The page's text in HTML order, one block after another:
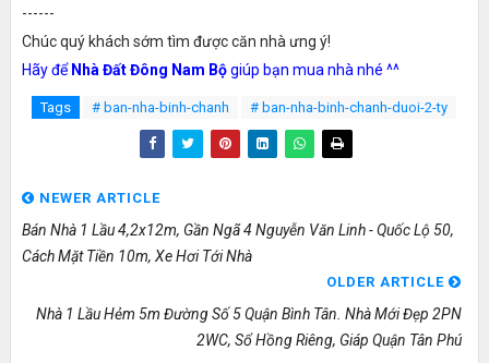
------
Chúc quý khách sớm tìm được căn nhà ưng ý!
Hãy để Nhà Đất Đông Nam Bộgiúp bạn mua nhà nhé ^^
Tags # ban-nha-binh-chanh # ban-nha-binh-chanh-duoi-2-ty
NEWER ARTICLE
Bán Nhà 1 Lầu 4,2x12m, Gần Ngã 4 Nguyễn Văn Linh - Quốc Lộ 50,
Cách Mặt Tiền 10m, Xe Hơi Tới Nhà
OLDER ARTICLE
Nhà 1 Lầu Hẻm 5m Đường Số 5 Quận Bình Tân. Nhà Mới Đẹp 2PN
2WC, Sổ Hồng Riêng, Giáp Quận Tân Phú